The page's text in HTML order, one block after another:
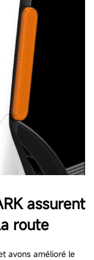
assurent
route
avons amélioré le